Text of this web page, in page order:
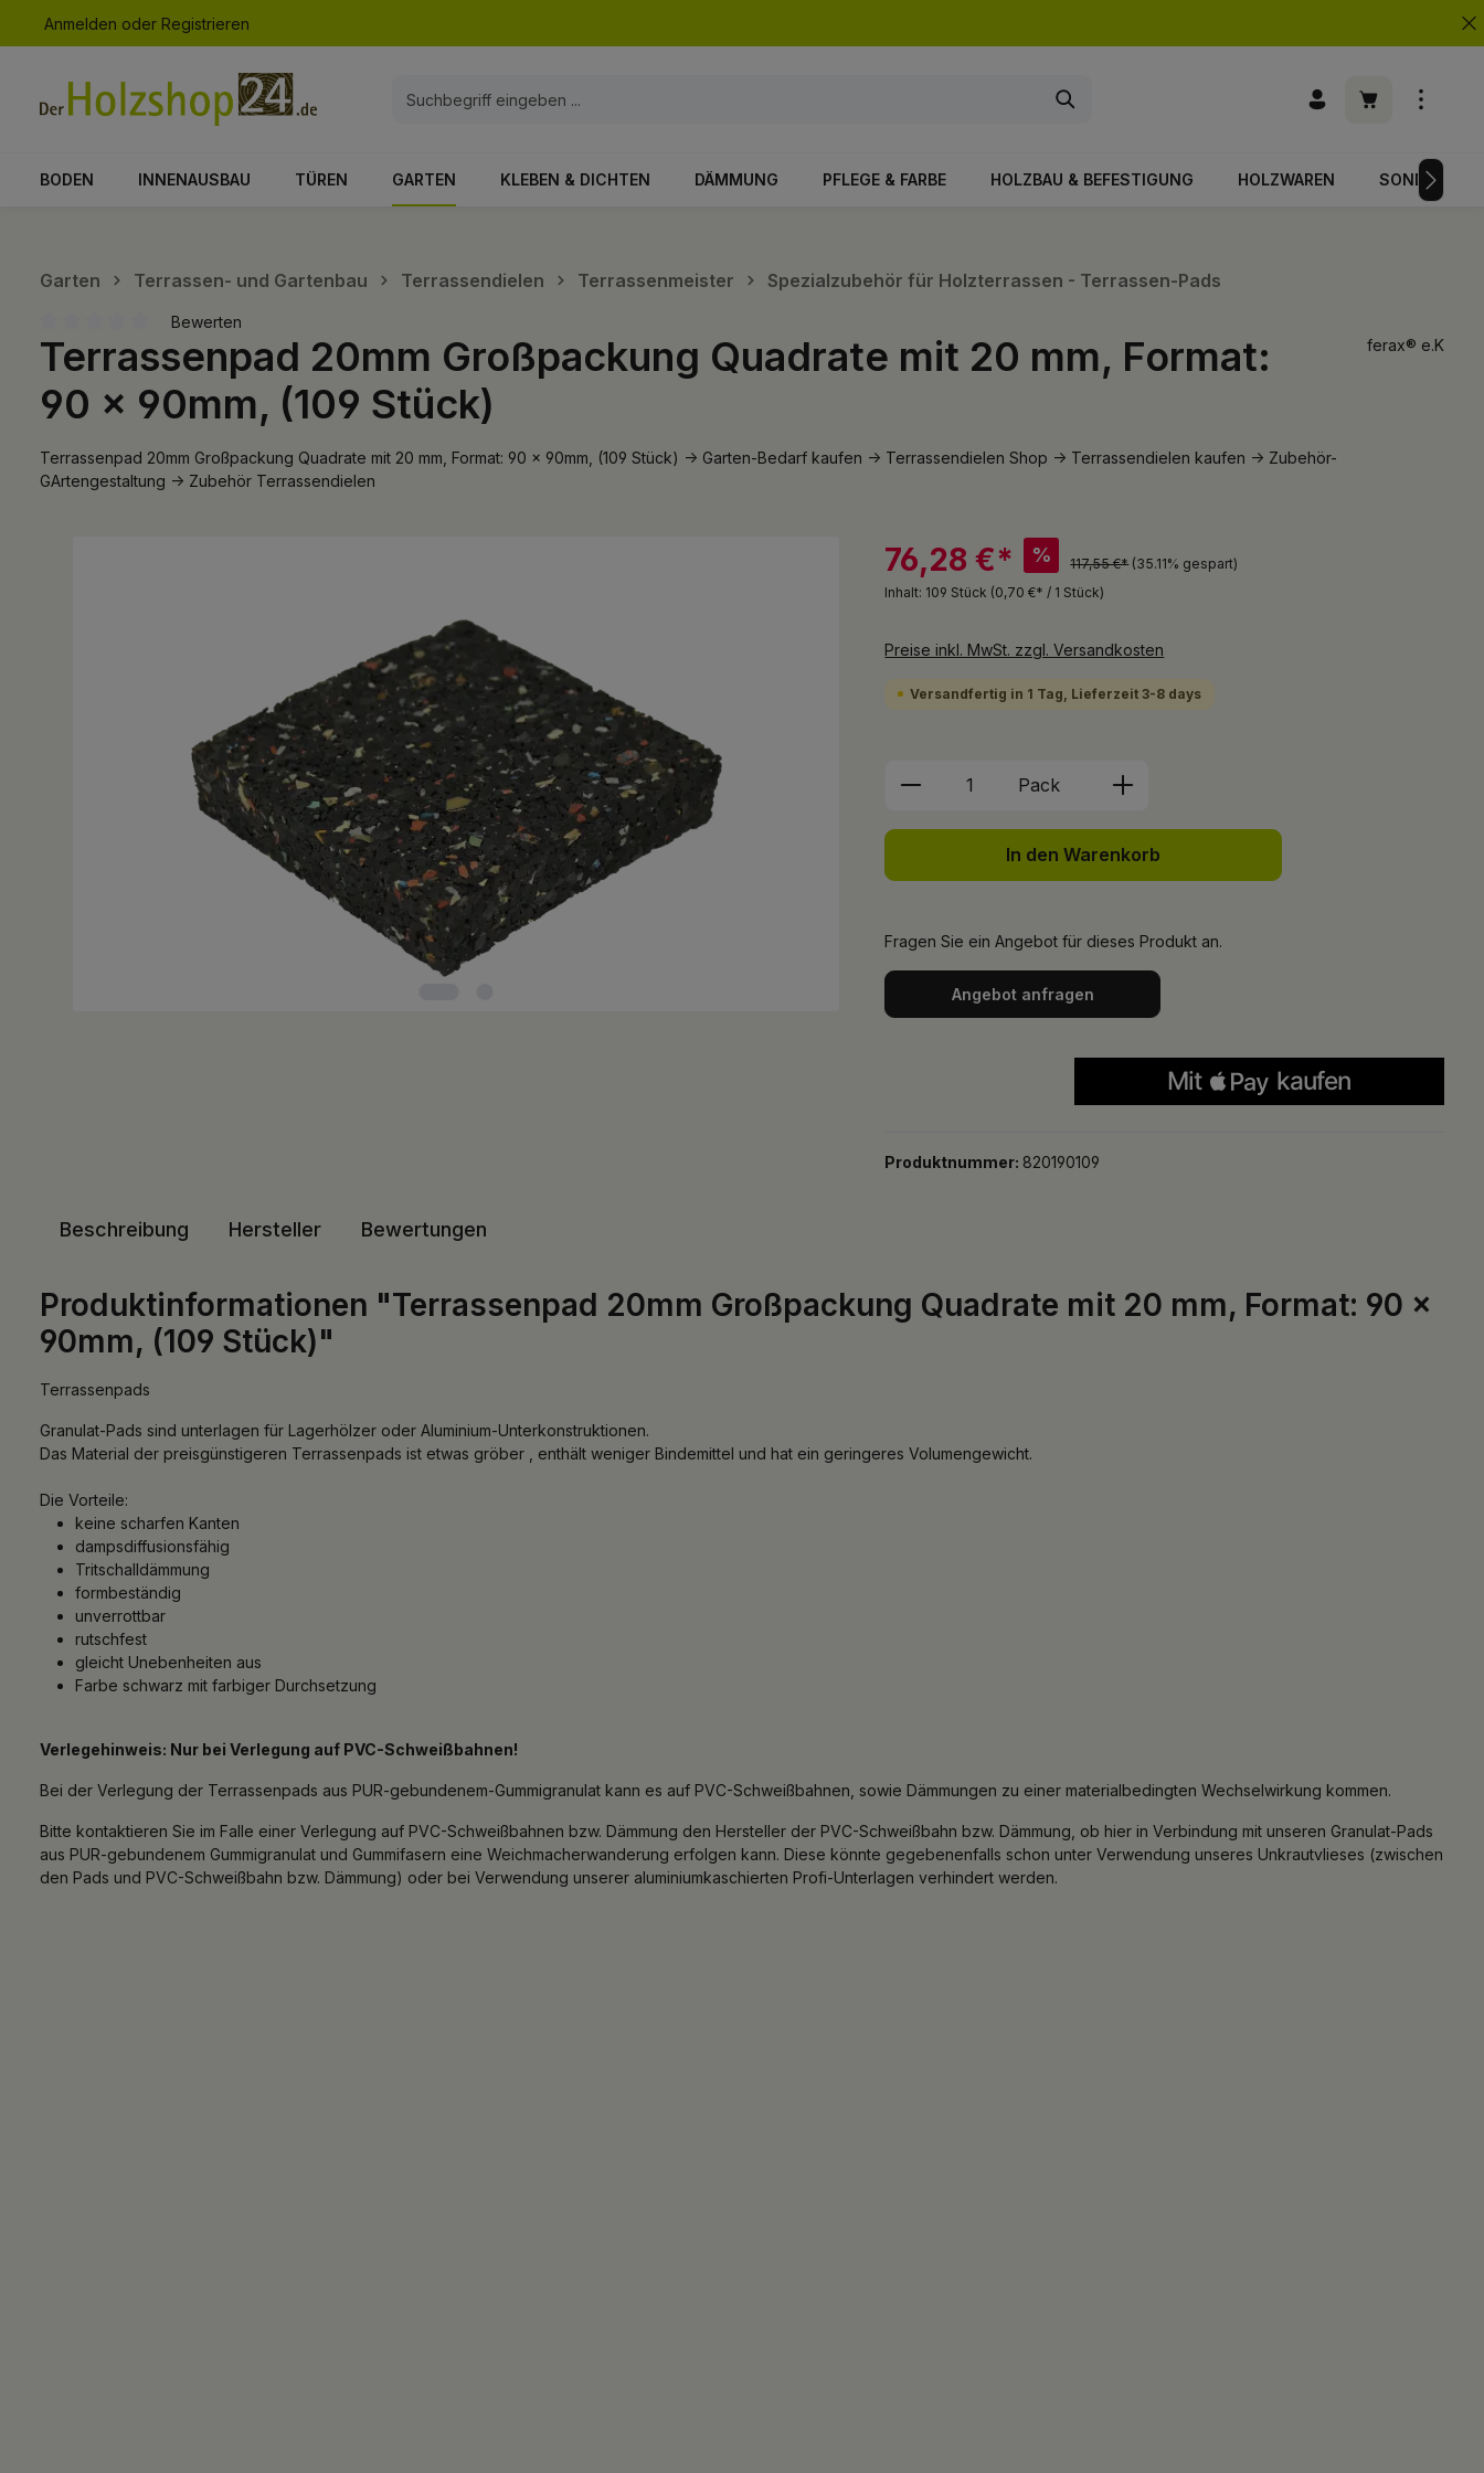
Zur Hauptnavigation springen
Anmelden oder Registrieren
Warenkorb
BODEN INNENAUSBAU TÜREN GARTEN KLEBEN & DICHTEN DÄMMUNG PFLEGE & FARBE HOLZBAU & BEFESTIGUNG HOLZWAREN
Garten Terrassen- und Gartenbau Terrassendielen Terrassenmeister Spezialzubehör für Holzterrassen - Terrassen-Pads
Durchschnittliche Bewertung von 0 von 5 Sternen
Bewerten
Terrassenpad 20mm Großpackung Quadrate mit 20 mm, Format:
90 x 90mm, (109 Stück)
ferax® e.K
Terrassenpad 20mm Großpackung Quadrate mit 20 mm, Format: 90 x 90mm, (109 Stück) -> Garten-Bedarf kaufen -> Terrassendielen Shop -> Terrassendielen kaufen -> Zubehör-
GArtengestaltung -> Zubehör Terrassendielen
76,28 €* % 117,55 €* (35.11% gespart)
Inhalt: 109 Stück (0,70 €* / 1 Stück)
Preise inkl. MwSt. zzgl. Versandkosten
Versandfertig in 1 Tag, Lieferzeit 3-8 days
Produkt Anzahl: Gib den gewünschten Wert
Pack
In den Warenkorb
Fragen Sie ein Angebot für dieses Produkt an.
Angebot anfragen
Produktnummer: 820190109
Beschreibung Hersteller Bewertungen
Produktinformationen "Terrassenpad 20mm Großpackung Quadrate mit 20 mm, Format: 90 x
90mm, (109 Stück)"
Terrassenpads
Granulat-Pads sind unterlagen für Lagerhölzer oder Aluminium-Unterkonstruktionen.
Das Material der preisgünstigeren Terrassenpads ist etwas gröber , enthält weniger Bindemittel und hat ein geringeres Volumengewicht.
Die Vorteile:
keine scharfen Kanten
dampsdiffusionsfähig
Tritschalldämmung
formbeständig
unverrottbar
rutschfest
gleicht Unebenheiten aus
Farbe schwarz mit farbiger Durchsetzung
Verlegehinweis: Nur bei Verlegung auf PVC-Schweißbahnen!
Bei der Verlegung der Terrassenpads aus PUR-gebundenem-Gummigranulat kann es auf PVC-Schweißbahnen, sowie Dämmungen zu einer materialbedingten Wechselwirkung kommen.
Bitte kontaktieren Sie im Falle einer Verlegung auf PVC-Schweißbahnen bzw. Dämmung den Hersteller der PVC-Schweißbahn bzw. Dämmung, ob hier in Verbindung mit unseren Granulat-Pads
aus PUR-gebundenem Gummigranulat und Gummifasern eine Weichmacherwanderung erfolgen kann. Diese könnte gegebenenfalls schon unter Verwendung unseres Unkrautvlieses (zwischen
den Pads und PVC-Schweißbahn bzw. Dämmung) oder bei Verwendung unserer aluminiumkaschierten Profi-Unterlagen verhindert werden.